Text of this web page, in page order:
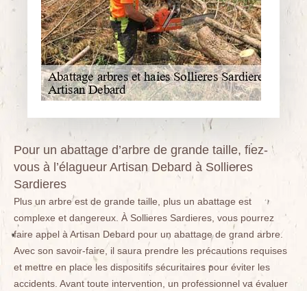
Pour un abattage d’arbre de grande taille, fiez-
vous à l’élagueur Artisan Debard à Sollieres
Sardieres
Plus un arbre est de grande taille, plus un abattage est
complexe et dangereux. À Sollieres Sardieres, vous pourrez
faire appel à Artisan Debard pour un abattage de grand arbre.
Avec son savoir-faire, il saura prendre les précautions requises
et mettre en place les dispositifs sécuritaires pour éviter les
accidents. Avant toute intervention, un professionnel va évaluer